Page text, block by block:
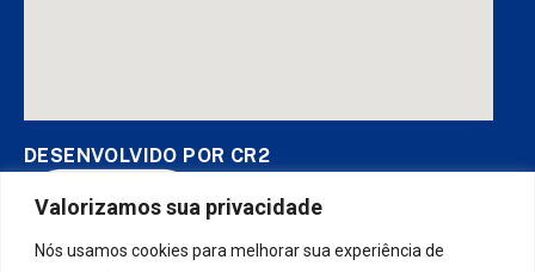
Valorizamos sua privacidade
Nós usamos cookies para melhorar sua experiência de
DESENVOLVIDO POR CR2
Muito mais quecriar siteousistema para prefeituras! Realizamos